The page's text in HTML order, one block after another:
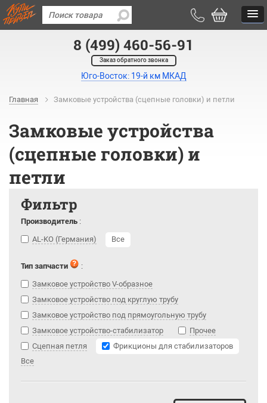
8 (499) 460-56-91
Заказ обратного звонка
Юго-Восток: 19-й км МКАД
Главная Замковые устройства (сцепные головки) и петли
Замковые устройства
(сцепные головки) и
петли
Фильтр
Производитель :
AL-KO (Германия)
Все
Тип запчасти
:
Замковое устройство V-образное
Замковое устройство под круглую трубу
Замковое устройство под прямоугольную трубу
Замковое устройство-стабилизатор
Прочее
Сцепная петля
Фрикционы для стабилизаторов
Все